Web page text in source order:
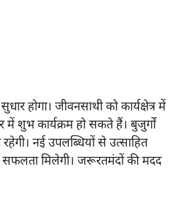
होगा। जीवनसाथी को कार्यक्षेत्र में
में शुभ कार्यक्रम हो सकते हैं। बुजुर्गों
नई उपलब्धियों से उत्साहित
सफलता मिलेगी। जरूरतमंदों की मदद